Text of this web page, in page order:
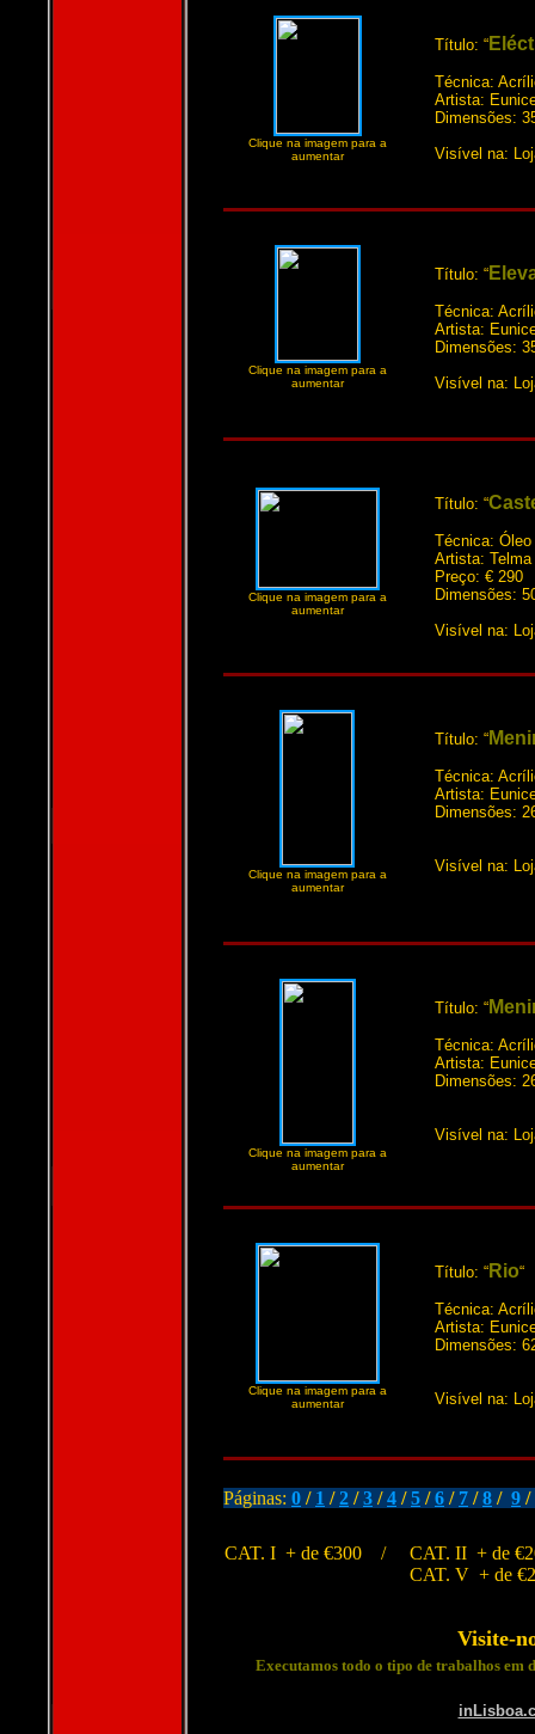
Clique na imagem para a
aumentar
Título: “
Técnica:
Artista:
Dimensões:
Visível na:
Clique na imagem para a
aumentar
Título: “
Técnica:
Artista:
Dimensões:
Visível na:
Clique na imagem para a
aumentar
Título: “
Técnica: Óleo
Artista:
Preço: € 290
Dimensões:
Visível na:
Clique na imagem para a
aumentar
Título: “
Técnica:
Artista:
Dimensões:
Visível na:
Clique na imagem para a
aumentar
Título: “
Técnica:
Artista:
Dimensões:
Visível na:
Clique na imagem para a
aumentar
Título: “ Rio“
Técnica:
Artista:
Dimensões:
Visível na:
Páginas: 0 / 1 /2 /3 /4 /5 /6 / 7 /8 / 9 /
CAT. I + de €300
/ CAT. II + de
CAT. V + de
Visite-
Executamos todo o tipo de trabalhos em